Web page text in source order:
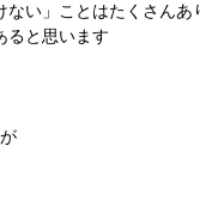
い」ことはたくさんあ
ると思います